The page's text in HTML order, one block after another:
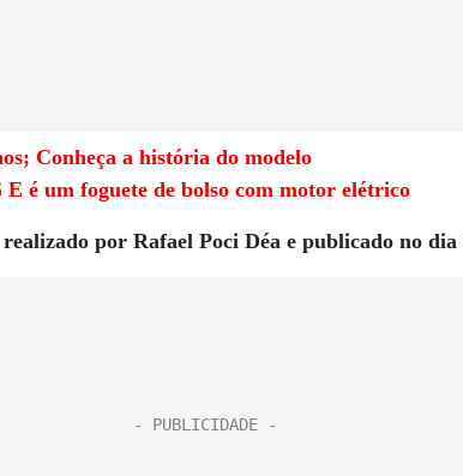
Conheça a história do modelo
é um foguete de bolso com motor elétrico
por Rafael Poci Déa e publicado no dia